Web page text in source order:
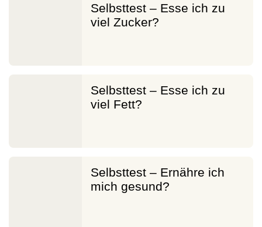
Selbsttest – Esse ich zu
viel Zucker?
Selbsttest – Esse ich zu
viel Fett?
Selbsttest – Ernähre ich
mich gesund?